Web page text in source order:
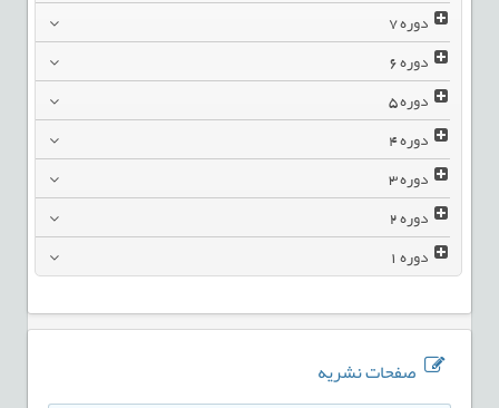
دوره7
دوره6
دوره5
دوره4
دوره3
دوره2
دوره1
صفحات نشریه